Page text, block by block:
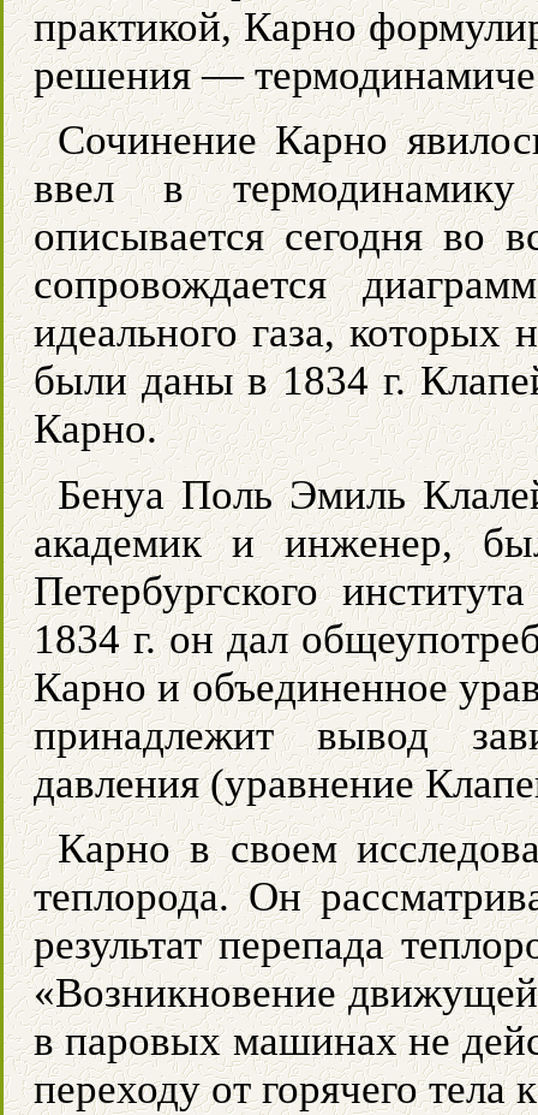
практикой, Карно
решения —
Сочинение Карно
ввел в
описывается сегодня во
сопровождается
идеального газа,
были даны в 1834 г.
Карно.
Бенуа Поль Эмиль
академик и инженер,
Петербургского
1834 г. он дал
Карно и объединенное
принадлежит вывод
давления (уравнение
Карно в своем
теплорода. Он
результат перепада
«Возникновение
в паровых машинах не
переходу от горячего тела